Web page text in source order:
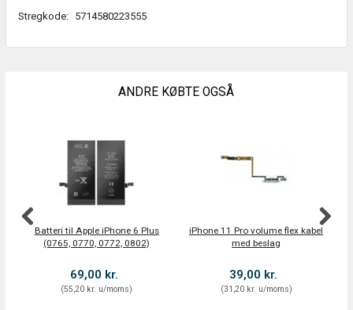
Stregkode: 5714580223555
ANDRE KØBTE OGSÅ
Batteri til Apple iPhone 6 Plus
(0765, 0770, 0772, 0802)
69,00 kr.
(55,20 kr. u/moms)
iPhone 11 Pro volume flex kabel
med beslag
39,00 kr.
(31,20 kr. u/moms)